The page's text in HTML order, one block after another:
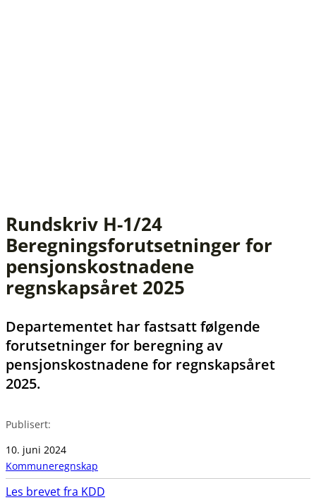
Rundskriv H-1/24
Beregningsforutsetninger for
pensjonskostnadene
regnskapsåret 2025
Departementet har fastsatt følgende
forutsetninger for beregning av
pensjonskostnadene for regnskapsåret
2025.
Publisert:
10. juni 2024
Kommuneregnskap
Les brevet fra KDD